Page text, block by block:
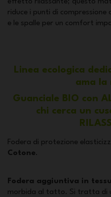
effetto rilassante; questo
riduce i punti di compressione
e le spalle per un comfort
Linea ecologica
ama la
Guanciale BIO con
chi cerca un
Fodera di protezione
Cotone.
Fodera aggiuntiva in
morbida al tatto. Si tratta di